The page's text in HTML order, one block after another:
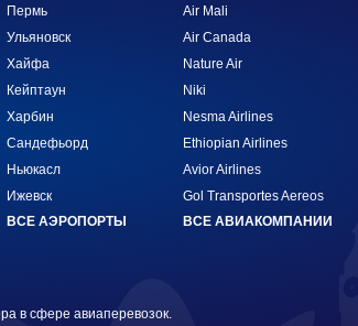
Пермь
Ульяновск
Хайфа
Кейптаун
Харбин
Сандефьорд
Ньюкасл
Ижевск
ВСЕ АЭРОПОРТЫ
Air Mali
Air Canada
Nature Air
Niki
Nesma Airlines
Ethiopian Airlines
Avior Airlines
Gol Transportes Aereos
ВСЕ АВИАКОМПАНИИ
в сфере авиаперевозок.